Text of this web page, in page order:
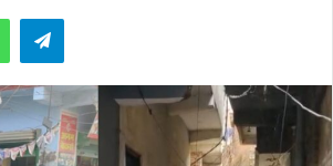
WhatsAppTelegram